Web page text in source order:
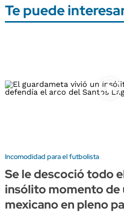
Te puede
Incomodidad para el futbolista
Se le descoció todo
insólito momento de
mexicano en pleno